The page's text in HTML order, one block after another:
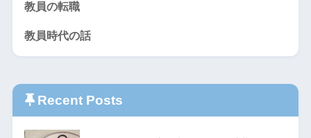
教員の転職
教員時代の話
Recent Posts